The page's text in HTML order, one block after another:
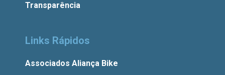
Transparência
Links Rápidos
Associados Aliança Bike